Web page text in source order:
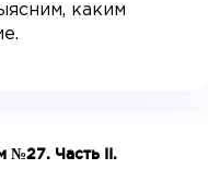
каким
№27. Часть II.